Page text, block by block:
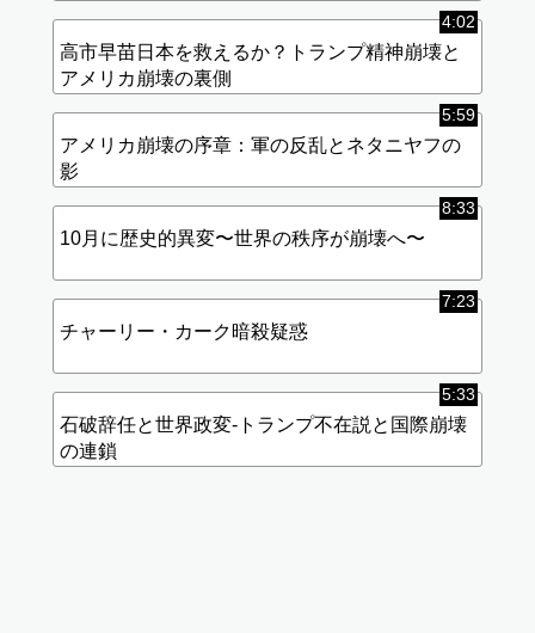
4:02
高市早苗日本を救えるか？トランプ精神崩壊と
アメリカ崩壊の裏側
5:59
アメリカ崩壊の序章：軍の反乱とネタニヤフの
影
8:33
10月に歴史的異変〜世界の秩序が崩壊へ〜
7:23
チャーリー・カーク暗殺疑惑
5:33
石破辞任と世界政変-トランプ不在説と国際崩壊
の連鎖